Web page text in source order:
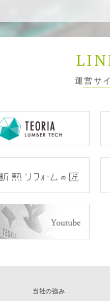
運営サ
当社の強み